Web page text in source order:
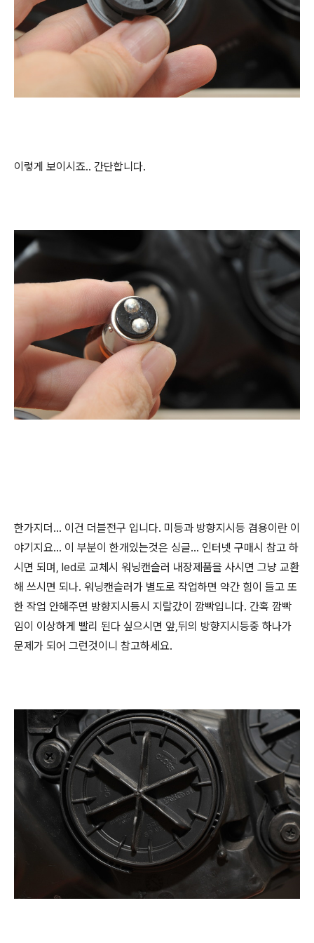
이렇게 보이시죠.. 간단합니다.
한가지더... 이건 더블전구 입니다. 미등과 방향지시등 겸용이란 이
야기지요... 이 부분이 한개있는것은 싱글... 인터넷 구매시 참고 하
시면 되며, led로 교체시 워닝캔슬러 내장제품을 사시면 그냥 교환
해 쓰시면 되나. 워닝캔슬러가 별도로 작업하면 약간 힘이 들고 또
한 작업 안해주면 방향지시등시 지랄갔이 깜빡입니다. 간혹 깜빡
임이 이상하게 빨리 된다 싶으시면 앞,뒤의 방향지시등중 하나가
문제가 되어 그런것이니 참고하세요.